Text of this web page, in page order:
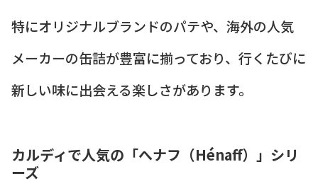
特にオリジナルブランドのパテや、海外の人気
メーカーの缶詰が豊富に揃っており、行くたびに
新しい味に出会える楽しさがあります。
カルディで人気の「へナフ（Hénaff）」シリ
ーズ